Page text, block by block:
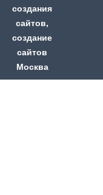
создания
сайтов,
создание
сайтов
Москва